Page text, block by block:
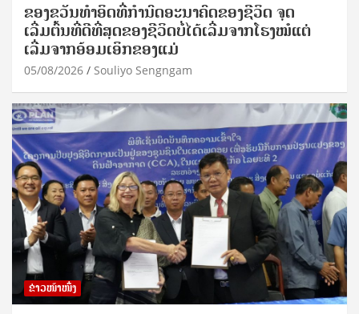
ຂອງຂວັນທໍາອິດທີ່ກໍານົດອະນາຄົດຂອງຊີວິດ ຈຸດ
ເລີ່ມຕົ້ນທີ່ດີທີ່ສຸດຂອງຊີວິດບໍ່ໄດ້ເລີ່ມຈາກໂຮງໝໍແຕ່
ເລີ່ມຈາກອ້ອມເອິກຂອງແມ່
05/08/2026 Souliyo Sengngam
ຂ່າວໜ້າໜຶ່ງ